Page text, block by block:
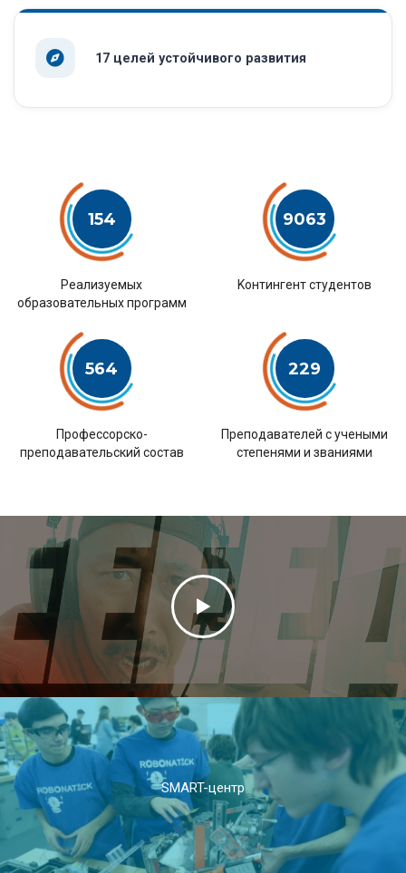
17 целей устойчивого развития
154
Pеализуемых
образовательных программ
9063
Kонтингент студентов
564
Профессорско-
преподавательский состав
229
Преподавателей с учеными
степенями и званиями
SMART-центр